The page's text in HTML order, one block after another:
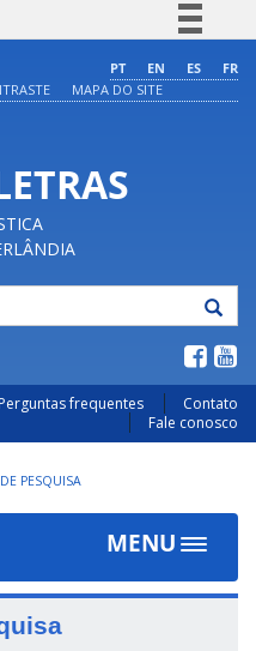
Comunica BR
Legislação
PT EN ES
FR
MAPA DO SITE
Perguntas frequentes
Contato
Fale conosco
PESQUISA
MENU
Toggle